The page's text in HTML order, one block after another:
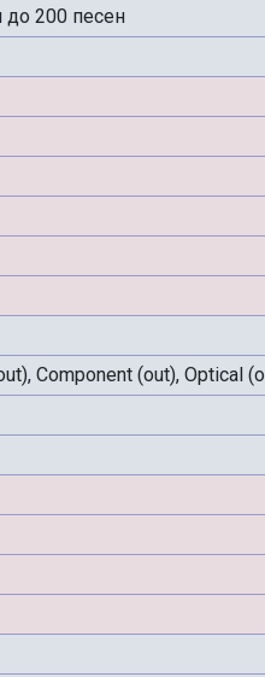
200 песен
Component (out), Optical